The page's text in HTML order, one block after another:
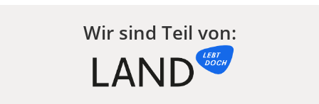
Wir sind Teil von: